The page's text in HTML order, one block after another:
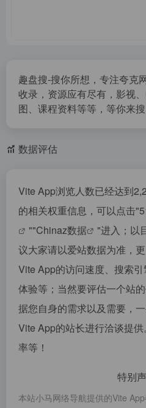
趣盘搜-搜你所想，专注夸克
收录，资源应有尽有，影视
图、课程资料等等，等你来搜
数据评估
Vite App浏览人数已经达到
的相关权重信息，可以点击"
""Chinaz数据
"进入；以
议大家请以爱站数据为准，
Vite App的访问速度、搜索
体验等；当然要评估一个站
据您自身的需求以及需要，
Vite App的站长进行洽谈提
率等！
特别
本站小马网络导航提供的Vite